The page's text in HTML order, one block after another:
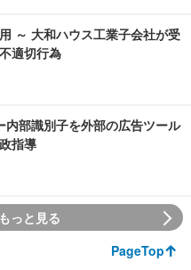
～ 大和ハウス工業子会社が受
適切行為
部識別子を外部の広告ツール
指導
っと見る
PageTop